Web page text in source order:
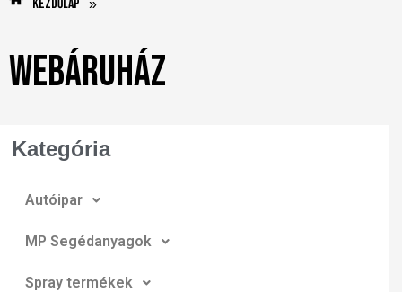
Kezdőlap »
Webáruház
Kategória
Autóipar
MP Segédanyagok
Spray termékek